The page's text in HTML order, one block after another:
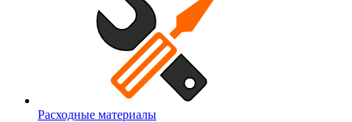
Расходные материалы